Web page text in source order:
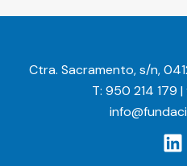
Ctra. Sacramento, s/n,
T: 950 214 179 |